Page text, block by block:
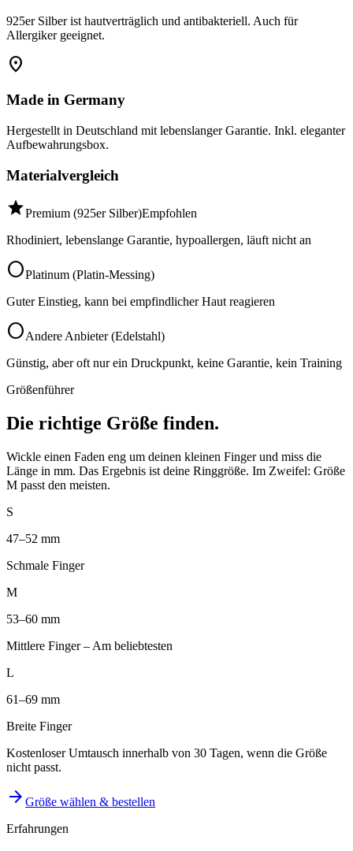
925er Silber ist hautverträglich und antibakteriell. Auch für
Allergiker geeignet.
location_on
Made in Germany
Hergestellt in Deutschland mit lebenslanger Garantie. Inkl. eleganter
Aufbewahrungsbox.
Materialvergleich
starPremium (925er Silber)Empfohlen
Rhodiniert, lebenslange Garantie, hypoallergen, läuft nicht an
circlePlatinum (Platin-Messing)
Guter Einstieg, kann bei empfindlicher Haut reagieren
circleAndere Anbieter (Edelstahl)
Günstig, aber oft nur ein Druckpunkt, keine Garantie, kein Training
Größenführer
Die richtige Größe finden.
Wickle einen Faden eng um deinen kleinen Finger und miss die
Länge in mm. Das Ergebnis ist deine Ringgröße. Im Zweifel: Größe
M passt den meisten.
S
47–52 mm
Schmale Finger
M
53–60 mm
Mittlere Finger – Am beliebtesten
L
61–69 mm
Breite Finger
Kostenloser Umtausch innerhalb von 30 Tagen, wenn die Größe
nicht passt.
arrow_forward Größe wählen & bestellen
Erfahrungen